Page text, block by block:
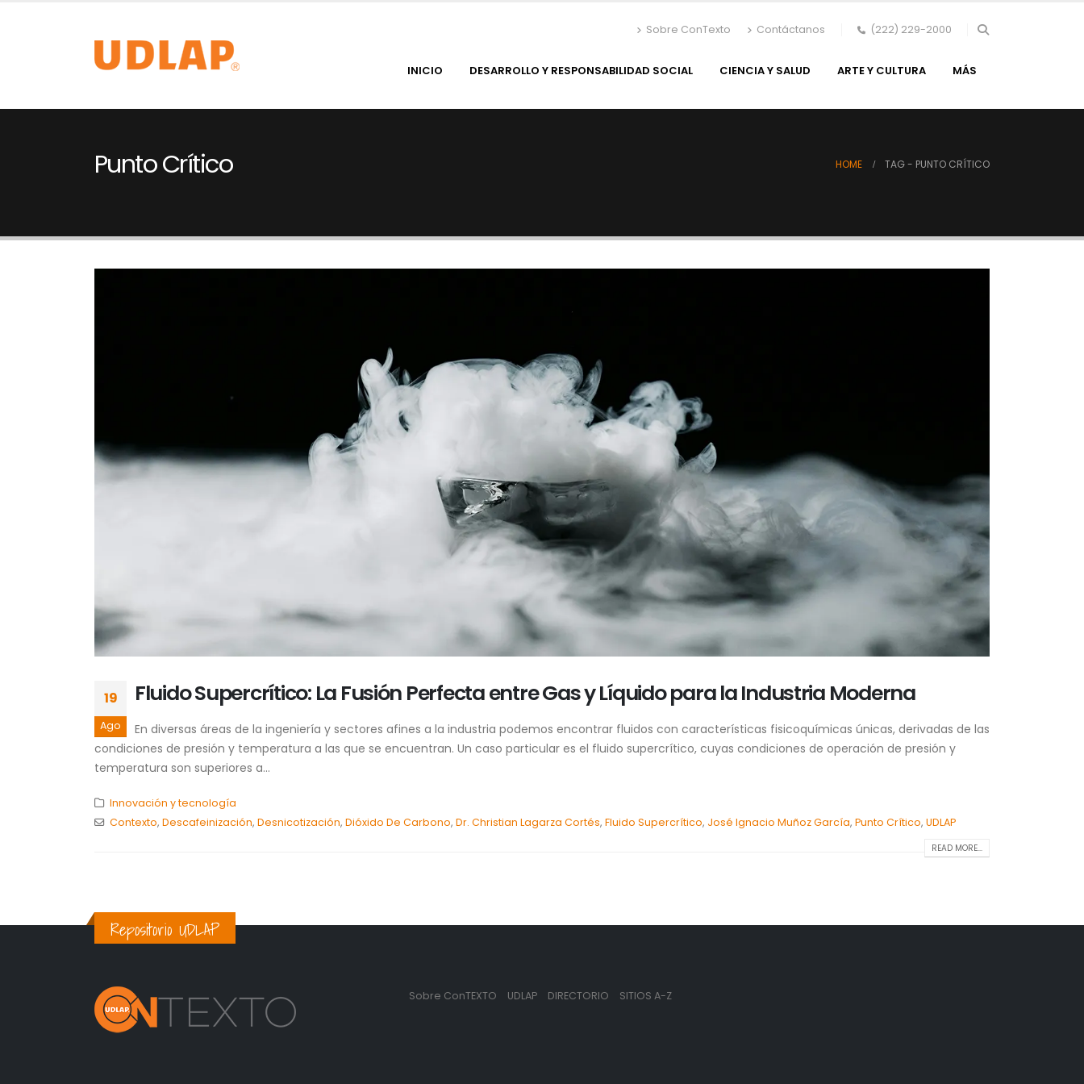
Sobre ConTexto Contáctanos (222) 229-2000
INICIO DESARROLLO Y RESPONSABILIDAD SOCIAL CIENCIA Y SALUD ARTE Y CULTURA MÁS
Punto Crítico HOME TAG - PUNTO CRÍTICO
19
Ago
Fluido Supercrítico: La Fusión Perfecta entre Gas y Líquido para la Industria Moderna
En diversas áreas de la ingeniería y sectores afines a la industria podemos encontrar fluidos con características fisicoquímicas únicas, derivadas de las
condiciones de presión y temperatura a las que se encuentran. Un caso particular es el fluido supercrítico, cuyas condiciones de operación de presión y
temperatura son superiores a...
Innovación y tecnología
Contexto, Descafeinización, Desnicotización, Dióxido De Carbono, Dr. Christian Lagarza Cortés, Fluido Supercrítico, José Ignacio Muñoz García, Punto Crítico, UDLAP
READ MORE...
Repositorio UDLAP
Sobre ConTEXTO UDLAP DIRECTORIO SITIOS A-Z